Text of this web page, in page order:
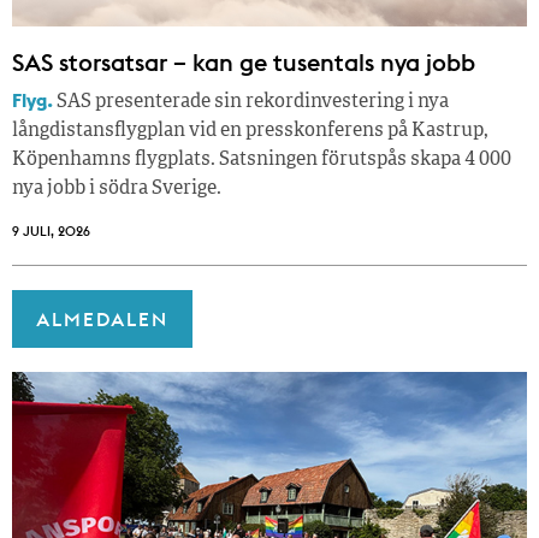
SAS storsatsar – kan ge tusentals nya jobb
Flyg.SAS presenterade sin rekordinvestering i nya
långdistansflygplan vid en presskonferens på Kastrup,
Köpenhamns flygplats. Satsningen förutspås skapa 4 000
nya jobb i södra Sverige.
9 JULI, 2026
ALMEDALEN